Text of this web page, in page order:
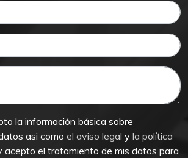
sobre
protección de datos asi como el aviso legal y la política
acepto el tratamiento de mis datos para